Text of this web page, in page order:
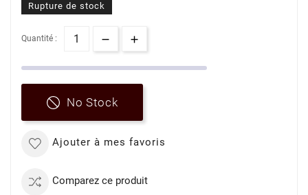
Rupture de stock
Quantité :
No Stock
Ajouter à mes favoris
Comparez ce produit